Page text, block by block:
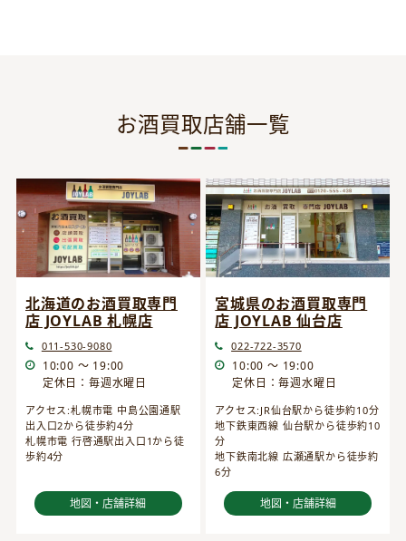
お酒買取店舗一覧
北海道のお酒買取専門
店 JOYLAB 札幌店
011-530-9080
10:00 ～ 19:00
定休日：毎週水曜日
アクセス:札幌市電 中島公園通駅
出入口2から徒歩約4分
札幌市電 行啓通駅出入口1から徒
歩約4分
地図・店舗詳細
宮城県のお酒買取専門
店 JOYLAB 仙台店
022-722-3570
10:00 ～ 19:00
定休日：毎週水曜日
アクセス:JR仙台駅から徒歩約10分
地下鉄東西線 仙台駅から徒歩約10
分
地下鉄南北線 広瀬通駅から徒歩約
6分
地図・店舗詳細